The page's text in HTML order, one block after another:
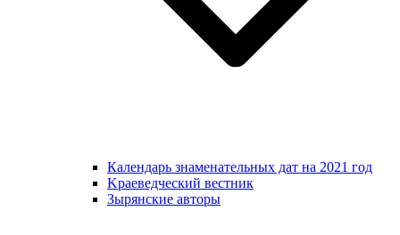
Календарь знаменательных дат на 2021 год
Kраеведческий вестник
Зырянские авторы